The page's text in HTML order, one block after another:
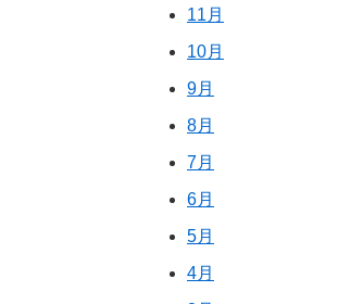
11月
10月
9月
8月
7月
6月
5月
4月